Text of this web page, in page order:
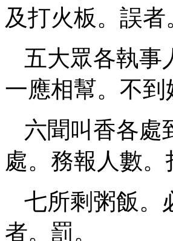
及打火板。誤者
五大眾各執事
一應相幫。不
六聞叫香各處
處。務報人數
七所剩粥飯。
者。罰。